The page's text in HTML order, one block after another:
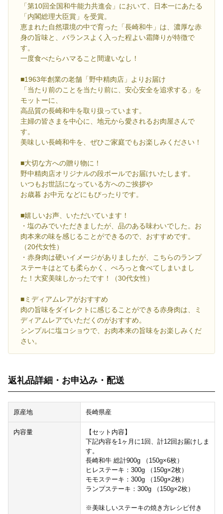
「第10回全国和牛能力共進会」において、日本一にあたる
「内閣総理大臣賞」を受賞。
恵まれた自然環境の中で育った「長崎和牛」は、濃厚な赤
身の旨味と、バランスよく入った程よい霜降りが特徴で
す。
一度食べたらハマること間違いなし！
■1963年創業の老舗「野中精肉店」よりお届け
「当たり前のことを当たり前に、安心安全を追求する」を
モットーに、
高品質の長崎和牛を取り扱っています。
主婦の皆さまを中心に、地元から愛されるお肉屋さんで
す。
美味しい長崎和牛を、ぜひご家庭でもお楽しみください！
■大切な方への贈り物に！
野中精肉店オリジナルの段ボールでお届けいたします。
いつもお世話になっている方へのご挨拶や
お歳暮 お中元 などにもぴったりです。
■嬉しいお声、いただいています！
・塩のみでいただきましたが、品のある味わいでした。お
肉本来の味を感じることができるので、おすすめです。
（20代女性）
・赤身肉は硬いイメージがありましたが、こちらのランプ
ステーキはとても柔らかく、ぺろっと食べてしまいまし
た！大変美味しかったです！（30代女性）
■ミディアムレアがおすすめ
肉の旨味をダイレクトに感じることができる赤身肉は、ミ
ディアムレアでいただくのがおすすめ。
シンプルに塩コショウで、お肉本来の旨味をお楽しみくだ
さい。
返礼品詳細・お申込み・配送
原産地 長崎県産
内容量
【セット内容】
下記内容を1ヶ月に1回、計12回お届けしま
す。
長崎和牛 総計900g （150g×6枚）
ヒレステーキ：300g （150g×2枚）
モモステーキ：300g （150g×2枚）
ランプステーキ：300g （150g×2枚）
※美味しいステーキの焼き方レシピ付き